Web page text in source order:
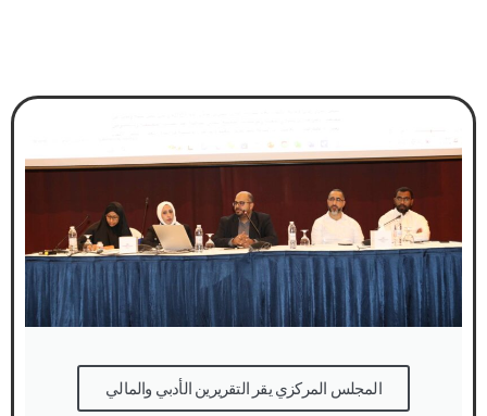
المجلس المركزي يقر التقريرين الأدبي والمالي